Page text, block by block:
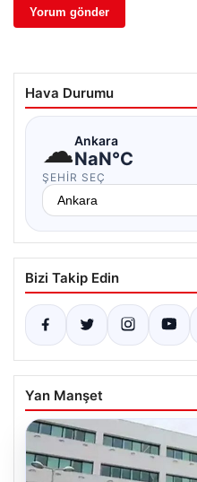
Hava Durumu
☁Ankara
NaN°C
ŞEHIR SEÇ
Bizi Takip Edin
Yan Manşet